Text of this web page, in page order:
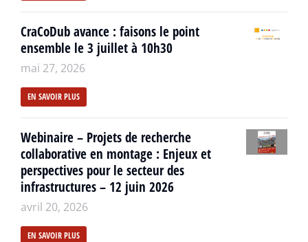
CraCoDub avance : faisons le point
ensemble le 3 juillet à 10h30
mai 27, 2026
EN SAVOIR PLUS
Webinaire – Projets de recherche
collaborative en montage : Enjeux et
perspectives pour le secteur des
infrastructures – 12 juin 2026
avril 20, 2026
EN SAVOIR PLUS